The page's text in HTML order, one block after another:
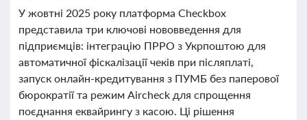
У жовтні 2025 року платформа Checkbox
представила три ключові нововведення для
підприємців: інтеграцію ПРРО з Укрпоштою для
автоматичної фіскалізації чеків при післяплаті,
запуск онлайн-кредитування з ПУМБ без паперової
бюрократії та режим Aircheck для спрощення
поєднання еквайрингу з касою. Ці рішення